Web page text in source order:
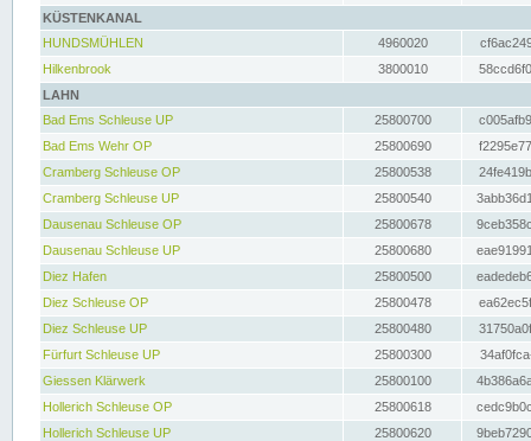
KÜSTENKANAL
HUNDSMÜHLEN
4960020
Hilkenbrook
3800010
LAHN
Bad Ems Schleuse UP
25800700
Bad Ems Wehr OP
25800690
Cramberg Schleuse OP
25800538
Cramberg Schleuse UP
25800540
Dausenau Schleuse OP
25800678
Dausenau Schleuse UP
25800680
Diez Hafen
25800500
Diez Schleuse OP
25800478
Diez Schleuse UP
25800480
Fürfurt Schleuse UP
25800300
Giessen Klärwerk
25800100
Hollerich Schleuse OP
25800618
Hollerich Schleuse UP
25800620